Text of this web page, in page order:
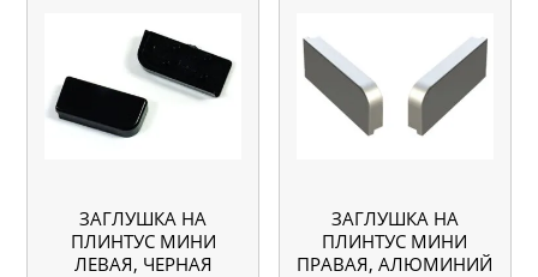
ЗАГЛУШКА НА
ПЛИНТУС МИНИ
ЛЕВАЯ, ЧЕРНАЯ
ЗАГЛУШКА НА
ПЛИНТУС МИНИ
ПРАВАЯ, АЛЮМИНИЙ